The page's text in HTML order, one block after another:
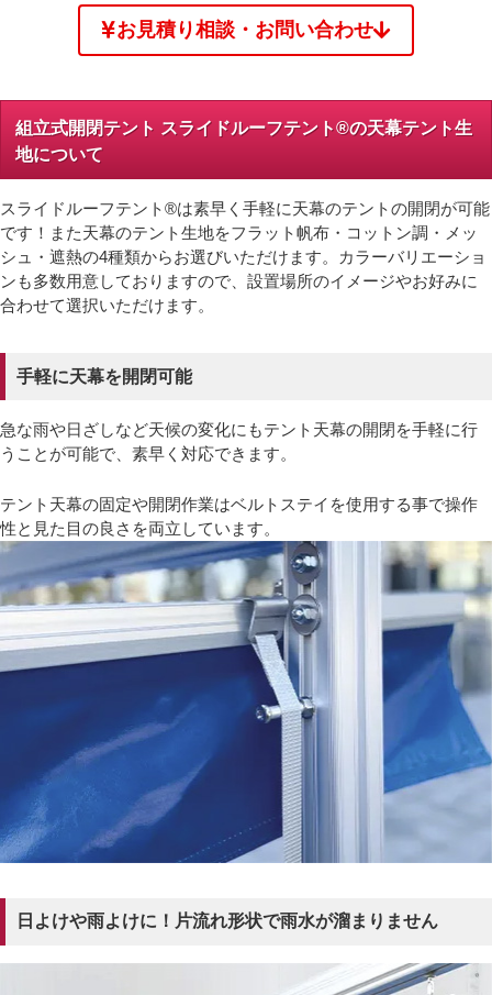
お見積り相談・お問い合わせ
組立式開閉テント スライドルーフテント®の天幕テント生
地について
スライドルーフテント®は素早く手軽に天幕のテントの開閉が可能
です！また天幕のテント生地をフラット帆布・コットン調・メッ
シュ・遮熱の4種類からお選びいただけます。カラーバリエーショ
ンも多数用意しておりますので、設置場所のイメージやお好みに
合わせて選択いただけます。
手軽に天幕を開閉可能
急な雨や日ざしなど天候の変化にもテント天幕の開閉を手軽に行
うことが可能で、素早く対応できます。
テント天幕の固定や開閉作業はベルトステイを使用する事で操作
性と見た目の良さを両立しています。
日よけや雨よけに！片流れ形状で雨水が溜まりません